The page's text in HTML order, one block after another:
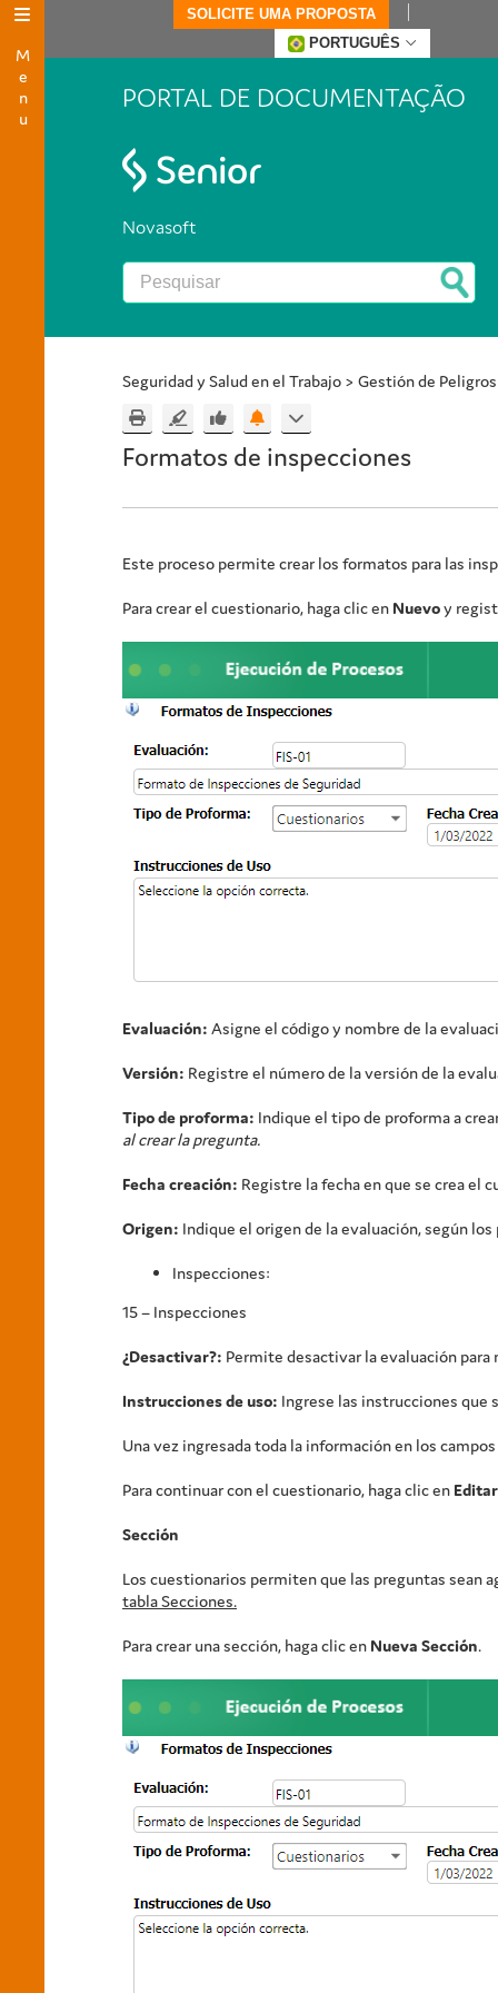
Menu
SOLICITE UMA PROPOSTA
PORTUGUÊS
PORTAL DE DOCUMENTAÇÃO
Novasoft
Seguridad y Salud en el Trabajo > Gestión de
Formatos de inspecciones
Este proceso permite crear los formatos para las
Para crear el cuestionario, haga clic en Nuevoy
Evaluación: Asigne el código y nombre de la
Versión: Registre el número de la versión de la
Tipo de proforma: Indique el tipo de proforma a
al crear la pregunta.
Fecha creación: Registre la fecha en que se crea el
Origen: Indique el origen de la evaluación, según
Inspecciones:
15 – Inspecciones
¿Desactivar?: Permite desactivar la evaluación
Instrucciones de uso: Ingrese las instrucciones que
Una vez ingresada toda la información en los
Para continuar con el cuestionario, haga clic en Editar
Sección
Los cuestionarios permiten que las preguntas sean
tabla Secciones.
Para crear una sección, haga clic en Nueva Sección.